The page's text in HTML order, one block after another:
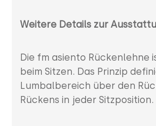
Weitere Details zur
Die fm asiento
beim Sitzen. Das Prinzip
Lumbalbereich über den
Rückens in jeder Sitzposition.